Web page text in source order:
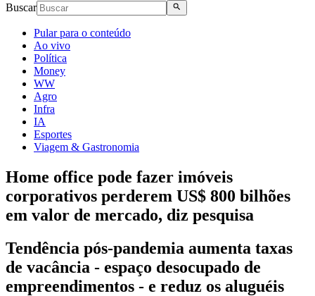
Buscar
Pular para o conteúdo
Ao vivo
Política
Money
WW
Agro
Infra
IA
Esportes
Viagem & Gastronomia
Home office pode fazer imóveis
corporativos perderem US$ 800 bilhões
em valor de mercado, diz pesquisa
Tendência pós-pandemia aumenta taxas
de vacância - espaço desocupado de
empreendimentos - e reduz os aluguéis